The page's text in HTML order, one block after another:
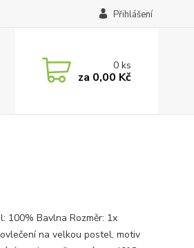
Přihlášení
0ks
za 0,00 Kč
100% Bavlna Rozměr: 1x
na velkou postel, motiv